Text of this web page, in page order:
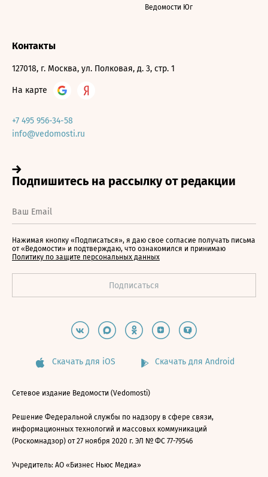
Ведомости Юг
Контакты
127018, г. Москва, ул. Полковая, д. 3, стр. 1
На карте
+7 495 956-34-58
info@vedomosti.ru
Нажимая кнопку «Подписаться», я даю свое согласие получать письма
от «Ведомости» и подтверждаю, что ознакомился и принимаю
Политику по защите персональных данных
Скачать для iOS Скачать для Android
Сетевое издание Ведомости (Vedomosti)
Решение Федеральной службы по надзору в сфере связи,
информационных технологий и массовых коммуникаций
(Роскомнадзор) от 27 ноября 2020 г. ЭЛ № ФС 77-79546
Учредитель: АО «Бизнес Ньюс Медиа»